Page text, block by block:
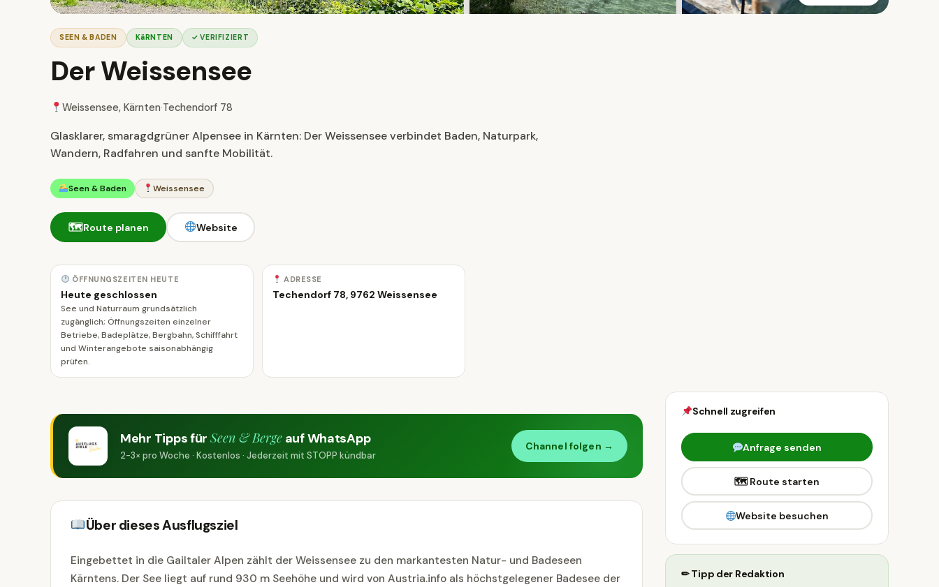
SEEN & BADEN KäRNTEN ✓ VERIFIZIERT
Der Weissensee
Weissensee, Kärnten·Techendorf 78
Glasklarer, smaragdgrüner Alpensee in Kärnten: Der Weissensee verbindet Baden, Naturpark,
Wandern, Radfahren und sanfte Mobilität.
Seen & Baden Weissensee
🗺Route planen Website
ÖFFNUNGSZEITEN HEUTE
Heute geschlossen
See und Naturraum grundsätzlich
zugänglich; Öffnungszeiten einzelner
Betriebe, Badeplätze, Bergbahn, Schifffahrt
und Winterangebote saisonabhängig
prüfen.
ADRESSE
Techendorf 78, 9762 Weissensee
Mehr Tipps fürSeen & Bergeauf WhatsApp
2-3× pro Woche · Kostenlos · Jederzeit mit STOPP kündbar
Channel folgen →
Über dieses Ausflugsziel
Eingebettet in die Gailtaler Alpen zählt der Weissensee zu den markantesten Natur- und Badeseen
Kärntens. Der See liegt auf rund 930 m Seehöhe und wird von Austria.info als höchstgelegener Badesee der
Schnell zugreifen
Anfrage senden
🗺 Route starten
Website besuchen
✏ Tipp der Redaktion